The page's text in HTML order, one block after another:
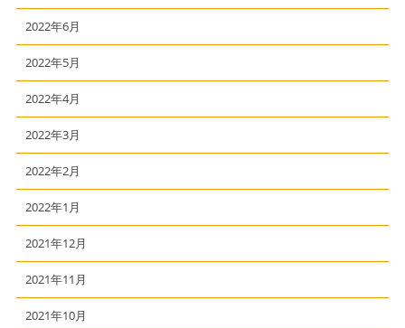
2022年6月
2022年5月
2022年4月
2022年3月
2022年2月
2022年1月
2021年12月
2021年11月
2021年10月